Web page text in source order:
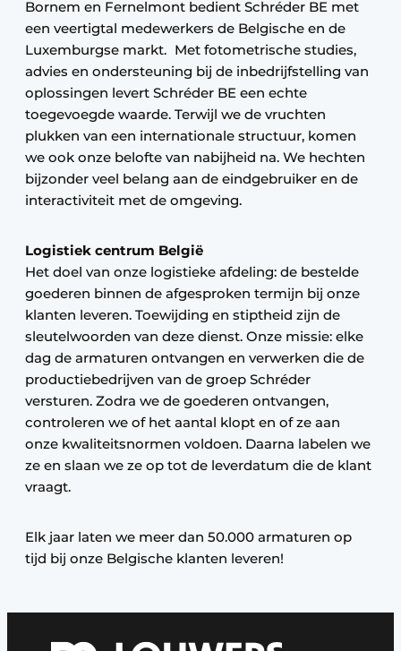
Bornem en Fernelmont bedient Schréder BE met
een veertigtal medewerkers de Belgische en de
Luxemburgse markt. Met fotometrische studies,
advies en ondersteuning bij de inbedrijfstelling van
oplossingen levert Schréder BE een echte
toegevoegde waarde. Terwijl we de vruchten
plukken van een internationale structuur, komen
we ook onze belofte van nabijheid na. We hechten
bijzonder veel belang aan de eindgebruiker en de
interactiviteit met de omgeving.
Logistiek centrum België
Het doel van onze logistieke afdeling: de bestelde
goederen binnen de afgesproken termijn bij onze
klanten leveren. Toewijding en stiptheid zijn de
sleutelwoorden van deze dienst. Onze missie: elke
dag de armaturen ontvangen en verwerken die de
productiebedrijven van de groep Schréder
versturen. Zodra we de goederen ontvangen,
controleren we of het aantal klopt en of ze aan
onze kwaliteitsnormen voldoen. Daarna labelen we
ze en slaan we ze op tot de leverdatum die de klant
vraagt.
Elk jaar laten we meer dan 50.000 armaturen op
tijd bij onze Belgische klanten leveren!